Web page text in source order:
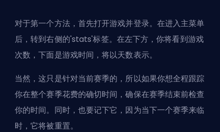
对于第一个方法，首先打开游戏并登录。在进入主菜单
后，转到右侧的'stats'标签。在左下方，你将看到游戏
次数，下面是游戏时间，将以天数表示。
当然，这只是针对当前赛季的，所以如果你想全程跟踪
你在整个赛季花费的确切时间，确保在赛季结束前检查
你的时间。同时，也要记下它，因为当下一个赛季来临
时，它将被重置。